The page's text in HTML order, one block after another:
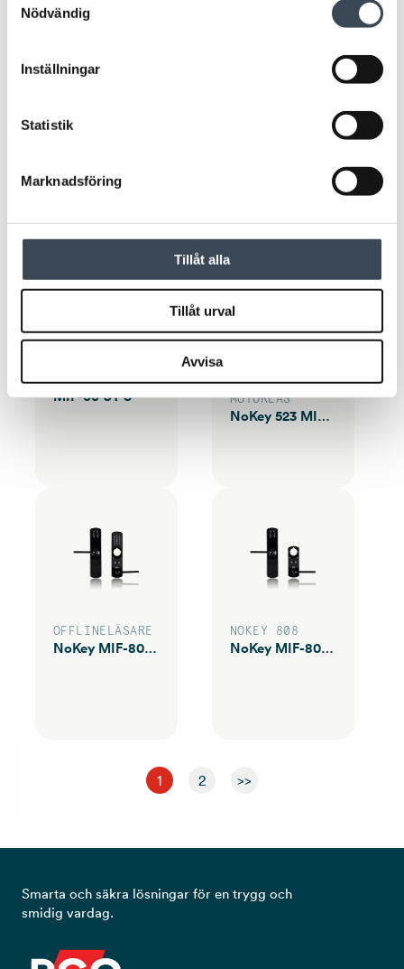
Nödvändig
Inställningar
Statistik
Marknadsföring
Tillåt alla
Tillåt urval
Avvisa
READR 509
66 LÄSARE
MIF-66 UT S
NOKEY
MOTORLÅS
NoKey 523 MIF KS21
OFFLINELÄSARE
NoKey MIF-808 KS Gen2
NOKEY 808
NoKey MIF-808 S Gen2
1 2 >>
Smarta och säkra lösningar för en trygg och
smidig vardag.